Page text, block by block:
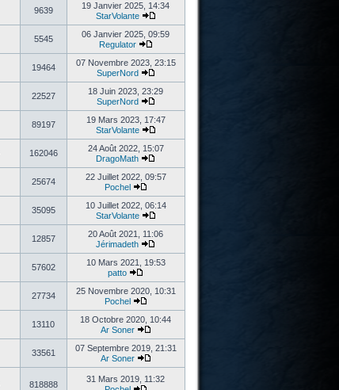
9639
19 Janvier 2025, 14:34
StarVolante
5545
06 Janvier 2025, 09:59
Regulator
19464
07 Novembre 2023, 23:15
SuperNord
22527
18 Juin 2023, 23:29
SuperNord
89197
19 Mars 2023, 17:47
StarVolante
162046
24 Août 2022, 15:07
DragoMath
25674
22 Juillet 2022, 09:57
Pochel
35095
10 Juillet 2022, 06:14
StarVolante
12857
20 Août 2021, 11:06
Jérimadeth
57602
10 Mars 2021, 19:53
patto
27734
25 Novembre 2020, 10:31
Pochel
13110
18 Octobre 2020, 10:44
Ar Soner
33561
07 Septembre 2019, 21:31
Ar Soner
818888
31 Mars 2019, 11:32